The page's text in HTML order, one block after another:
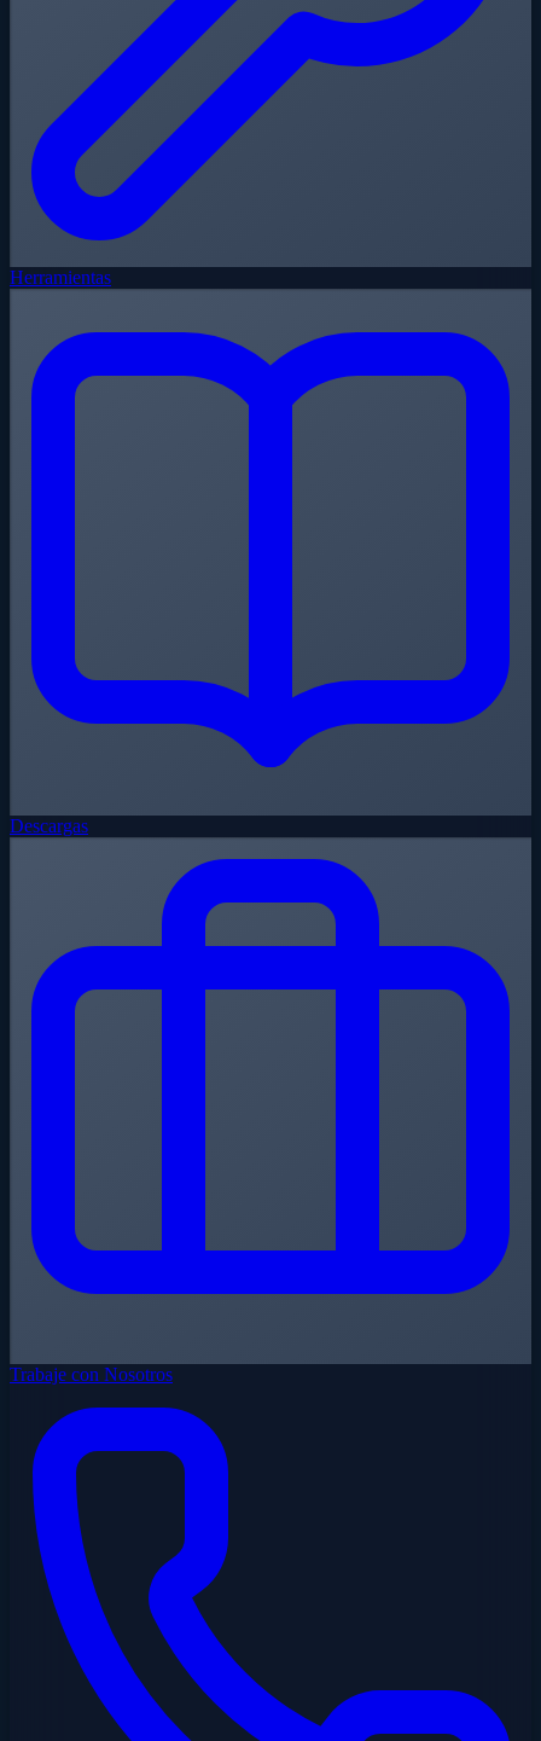
Herramientas
Descargas
Trabaje con Nosotros